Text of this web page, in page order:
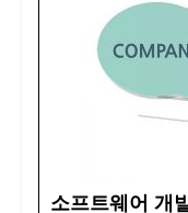
소프트웨어 개